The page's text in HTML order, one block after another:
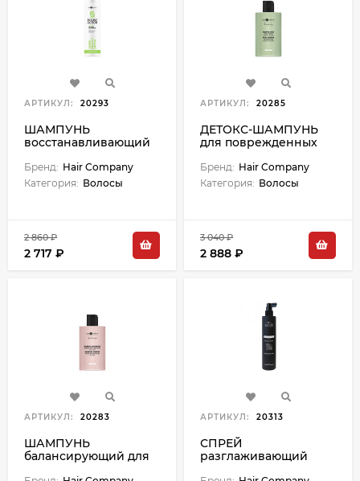
АРТИКУЛ: 20293
ШАМПУНЬ
восстанавливающий
DOUBLE ACTION - 250
мл
Бренд: Hair Company
Категория: Волосы
2 860 ₽
2 717 ₽
АРТИКУЛ: 20285
ДЕТОКС-ШАМПУНЬ
для поврежденных
300 мл
Бренд: Hair Company
Категория: Волосы
3 040 ₽
2 888 ₽
АРТИКУЛ: 20283
ШАМПУНЬ
балансирующий для
АРТИКУЛ: 20313
СПРЕЙ
разглаживающий